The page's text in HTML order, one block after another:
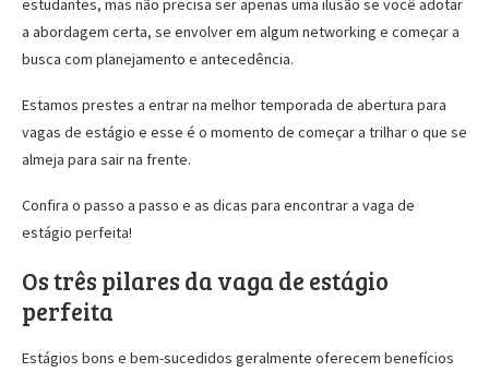
estudantes, mas não precisa ser apenas uma ilusão se você adotar
a abordagem certa, se envolver em algum networking e começar a
busca com planejamento e antecedência.
Estamos prestes a entrar na melhor temporada de abertura para
vagas de estágio e esse é o momento de começar a trilhar o que se
almeja para sair na frente.
Confira o passo a passo e as dicas para encontrar a vaga de
estágio perfeita!
Os três pilares da vaga de estágio
perfeita
Estágios bons e bem-sucedidos geralmente oferecem benefícios